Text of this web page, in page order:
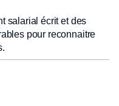
salarial écrit et des
pour reconnaitre